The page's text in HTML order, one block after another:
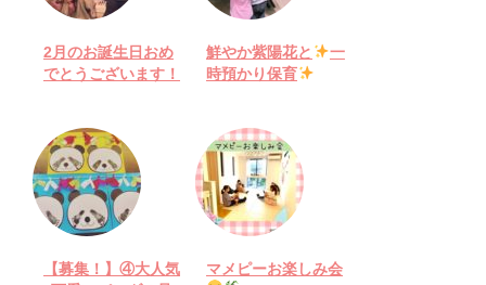
2月のお誕生日おめ
でとうございます！
鮮やか紫陽花と
一
時預かり保育
【募集！】④大人気
マメピーお楽しみ会